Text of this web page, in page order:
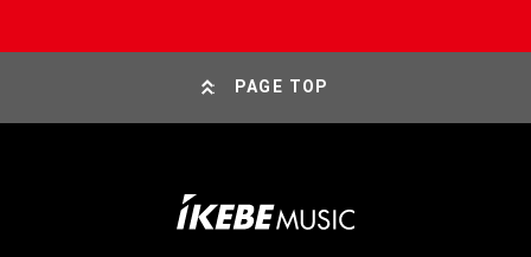
PAGE TOP